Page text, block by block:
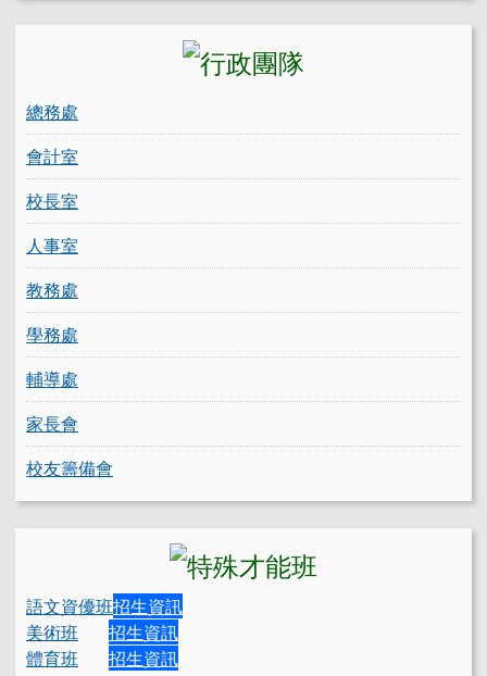
總務處
會計室
校長室
人事室
教務處
學務處
輔導處
家長會
校友籌備會
語文資優班招生資訊
美術班
招生資訊
體育班
招生資訊